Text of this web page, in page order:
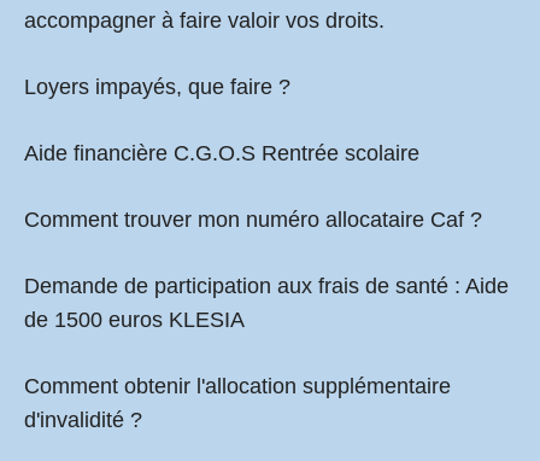
accompagner à faire valoir vos droits.
Loyers impayés, que faire ?
Aide financière C.G.O.S Rentrée scolaire
Comment trouver mon numéro allocataire Caf ?
Demande de participation aux frais de santé : Aide
de 1500 euros KLESIA
Comment obtenir l'allocation supplémentaire
d'invalidité ?